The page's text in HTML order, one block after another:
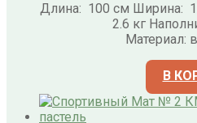
Длина: 100 см Ширина:
2.6 кг
Материал:
В